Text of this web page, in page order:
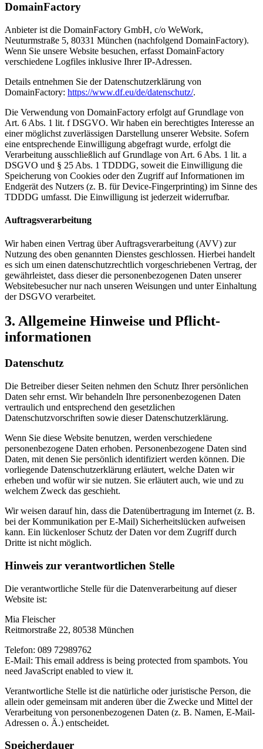
DomainFactory
Anbieter ist die DomainFactory GmbH, c/o WeWork,
Neuturmstraße 5, 80331 München (nachfolgend DomainFactory).
Wenn Sie unsere Website besuchen, erfasst DomainFactory
verschiedene Logfiles inklusive Ihrer IP-Adressen.
Details entnehmen Sie der Datenschutzerklärung von
DomainFactory: https://www.df.eu/de/datenschutz/.
Die Verwendung von DomainFactory erfolgt auf Grundlage von
Art. 6 Abs. 1 lit. f DSGVO. Wir haben ein berechtigtes Interesse an
einer möglichst zuverlässigen Darstellung unserer Website. Sofern
eine entsprechende Einwilligung abgefragt wurde, erfolgt die
Verarbeitung ausschließlich auf Grundlage von Art. 6 Abs. 1 lit. a
DSGVO und § 25 Abs. 1 TDDDG, soweit die Einwilligung die
Speicherung von Cookies oder den Zugriff auf Informationen im
Endgerät des Nutzers (z. B. für Device-Fingerprinting) im Sinne des
TDDDG umfasst. Die Einwilligung ist jederzeit widerrufbar.
Auftragsverarbeitung
Wir haben einen Vertrag über Auftragsverarbeitung (AVV) zur
Nutzung des oben genannten Dienstes geschlossen. Hierbei handelt
es sich um einen datenschutzrechtlich vorgeschriebenen Vertrag, der
gewährleistet, dass dieser die personenbezogenen Daten unserer
Websitebesucher nur nach unseren Weisungen und unter Einhaltung
der DSGVO verarbeitet.
3. Allgemeine Hinweise und Pflicht­
informationen
Datenschutz
Die Betreiber dieser Seiten nehmen den Schutz Ihrer persönlichen
Daten sehr ernst. Wir behandeln Ihre personenbezogenen Daten
vertraulich und entsprechend den gesetzlichen
Datenschutzvorschriften sowie dieser Datenschutzerklärung.
Wenn Sie diese Website benutzen, werden verschiedene
personenbezogene Daten erhoben. Personenbezogene Daten sind
Daten, mit denen Sie persönlich identifiziert werden können. Die
vorliegende Datenschutzerklärung erläutert, welche Daten wir
erheben und wofür wir sie nutzen. Sie erläutert auch, wie und zu
welchem Zweck das geschieht.
Wir weisen darauf hin, dass die Datenübertragung im Internet (z. B.
bei der Kommunikation per E-Mail) Sicherheitslücken aufweisen
kann. Ein lückenloser Schutz der Daten vor dem Zugriff durch
Dritte ist nicht möglich.
Hinweis zur verantwortlichen Stelle
Die verantwortliche Stelle für die Datenverarbeitung auf dieser
Website ist:
Mia Fleischer
Reitmorstraße 22, 80538 München
Telefon: 089 72989762
E-Mail: This email address is being protected from spambots. You
need JavaScript enabled to view it.
Verantwortliche Stelle ist die natürliche oder juristische Person, die
allein oder gemeinsam mit anderen über die Zwecke und Mittel der
Verarbeitung von personenbezogenen Daten (z. B. Namen, E-Mail-
Adressen o. Ä.) entscheidet.
Speicherdauer